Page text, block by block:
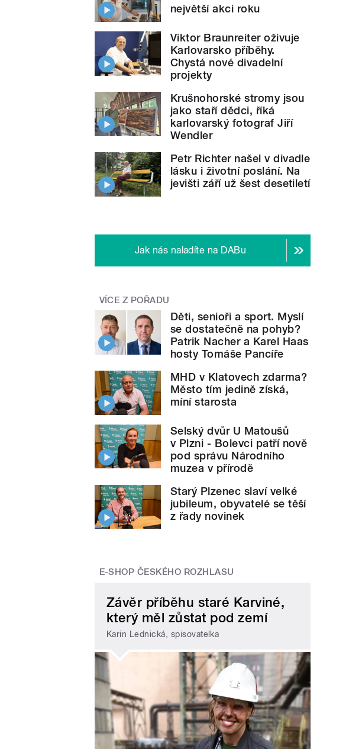
největší akci roku
Viktor Braunreiter oživuje
Karlovarsko příběhy.
Chystá nové divadelní
projekty
Krušnohorské stromy jsou
jako staří dědci, říká
karlovarský fotograf Jiří
Wendler
Petr Richter našel v divadle
lásku i životní poslání. Na
jevišti září už šest desetiletí
Jak nás naladíte na DABu
VÍCE Z POŘADU
Děti, senioři a sport. Myslí
se dostatečně na pohyb?
Patrik Nacher a Karel Haas
hosty Tomáše Pancíře
MHD v Klatovech zdarma?
Město tím jedině získá,
míní starosta
Selský dvůr U Matoušů
v Plzni - Bolevci patří nově
pod správu Národního
muzea v přírodě
Starý Plzenec slaví velké
jubileum, obyvatelé se těší
z řady novinek
E-SHOP ČESKÉHO ROZHLASU
Závěr příběhu staré Karviné,
který měl zůstat pod zemí
Karin Lednická, spisovatelka